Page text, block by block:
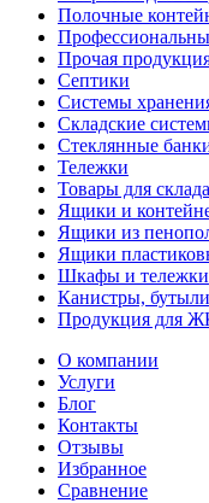
Полочные
Прочая
Септики
Системы
Складские
Стеклянные
Тележки
Товары для склада
Ящики и
Ящики из
Ящики
Шкафы и тележки
Канистры,
Продукция для
О компании
Услуги
Блог
Контакты
Отзывы
Избранное
Сравнение